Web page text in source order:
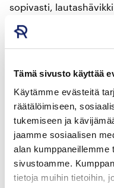
Tämä sivusto käyttää
Käytämme evästeitä
räätälöimiseen,
tukemiseen ja
jaamme sosiaalisen
alan kumppaneillemme
sivustoamme.
tietoja muihin tietoihin,
sopivasti,
Digioppitunti
Materiaalipaketin siitä,
voi konkreettisesti
RuokaTutkaTuben
Miten omilla pienillä
olla laittamatta ruokaa
Pinkku Pinsku